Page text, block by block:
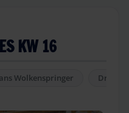
KW 16
Wolkenspringer